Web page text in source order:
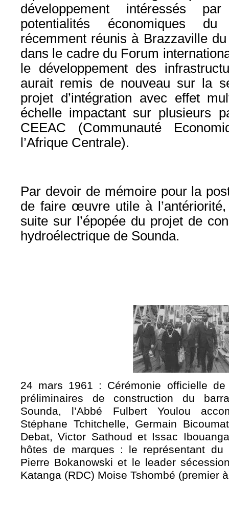
développement intéressés
potentialités économiques
récemment réunis à Brazzaville
dans le cadre du Forum
le développement des
aurait remis de nouveau sur la
projet d’intégration avec effet
échelle impactant sur plusieurs
CEEAC (Communauté
l’Afrique Centrale).
Par devoir de mémoire pour la
de faire œuvre utile à
suite sur l’épopée du projet de
hydroélectrique de Sounda.
24 mars 1961 : Cérémonie officielle
préliminaires de construction du
Sounda, l’Abbé Fulbert Youlou
Stéphane Tchitchelle, Germain
Debat, Victor Sathoud et Issac
hôtes de marques : le représentant du
Pierre Bokanowski et le leader
Katanga (RDC) Moise Tshombé (premier